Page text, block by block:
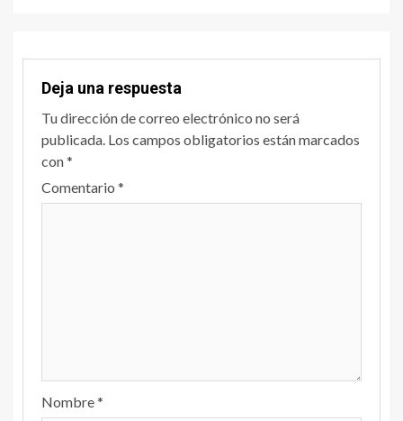
Deja una respuesta
Tu dirección de correo electrónico no será
publicada. Los campos obligatorios están marcados
con*
Comentario *
Nombre*